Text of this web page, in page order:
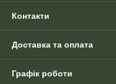
Контакти
Доставка та оплата
Графік роботи